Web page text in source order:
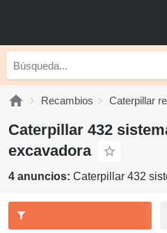
Recambios Caterpillar
Caterpillar 432
excavadora
4 anuncios: Caterpillar 432